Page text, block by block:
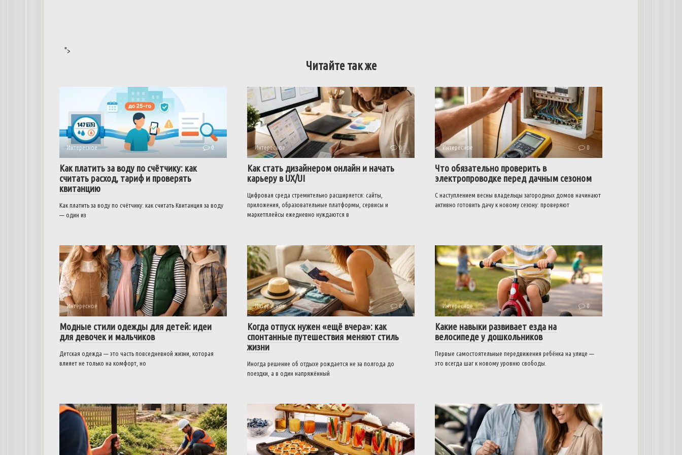
">
Читайте так же
Интересное 0
Как платить за воду по счётчику: как
считать расход, тариф и проверять
квитанцию
Как платить за воду по счётчику: как считать Квитанция за воду
— один из
Интересное 0
Как стать дизайнером онлайн и начать
карьеру в UX/UI
Цифровая среда стремительно расширяется: сайты,
приложения, образовательные платформы, сервисы и
маркетплейсы ежедневно нуждаются в
Интересное 0
Что обязательно проверить в
электропроводке перед дачным сезоном
С наступлением весны владельцы загородных домов начинают
активно готовить дачу к новому сезону: проверяют
Интересное 0
Модные стили одежды для детей: идеи
для девочек и мальчиков
Детская одежда — это часть повседневной жизни, которая
влияет не только на комфорт, но
Интересное 0
Когда отпуск нужен «ещё вчера»: как
спонтанные путешествия меняют стиль
жизни
Иногда решение об отдыхе рождается не за полгода до
поездки, а в один напряжённый
Интересное 0
Какие навыки развивает езда на
велосипеде у дошкольников
Первые самостоятельные передвижения ребёнка на улице —
это всегда шаг к новому уровню свободы.